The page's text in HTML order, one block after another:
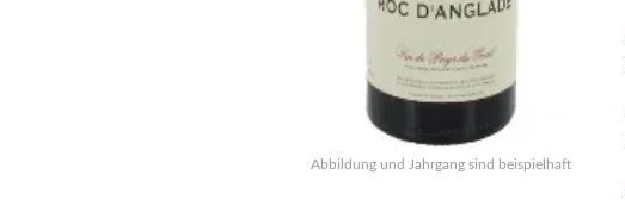
Abbildung und Jahrgang sind beispielhaft